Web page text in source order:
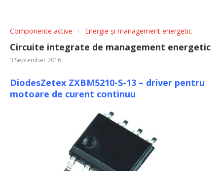
Componente active Energie și management energetic
Circuite integrate de management energetic
3 September 2016
DiodesZetex ZXBM5210-S-13 – driver pentru
motoare de curent continuu